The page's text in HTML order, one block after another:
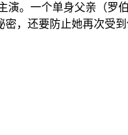
演。一个单身父亲（
密，还要防止她再次受